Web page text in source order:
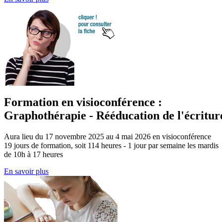
Formation en visioconférence :
Graphothérapie - Rééducation de
Aura lieu du 17 novembre 2025 au 4 mai 2026 en visioconférence
19 jours de formation, soit 114 heures - 1 jour par semaine les mardis
de 10h à 17 heures
En savoir plus